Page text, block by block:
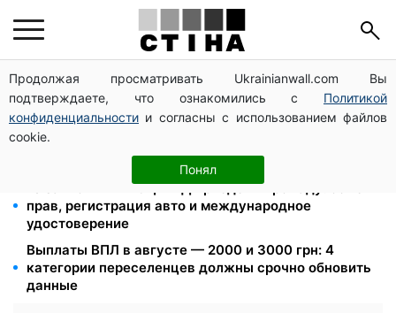
Продолжая просматривать Ukrainianwall.com Вы
подтверждаете, что ознакомились с Политикой
конфиденциальности и согласны с использованием файлов
cookie.
Понял
Пенсия по инвалидности III группы с сентября: от
2595 до 10 625 грн — кто сколько получит
Федоров уволен и без бронирования: Камельчук
предлагает экс-министру мобилизацию на общих
10 заявок — и МСЦ МВД приедет в громаду: обмен
прав, регистрация авто и международное
удостоверение
Выплаты ВПЛ в августе — 2000 и 3000 грн: 4
категории переселенцев должны срочно обновить
данные